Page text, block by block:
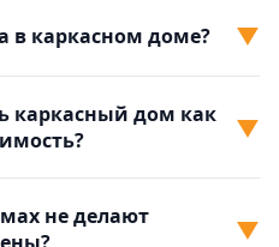
в каркасном доме? ▼
каркасный дом как
▼
не делают
▼